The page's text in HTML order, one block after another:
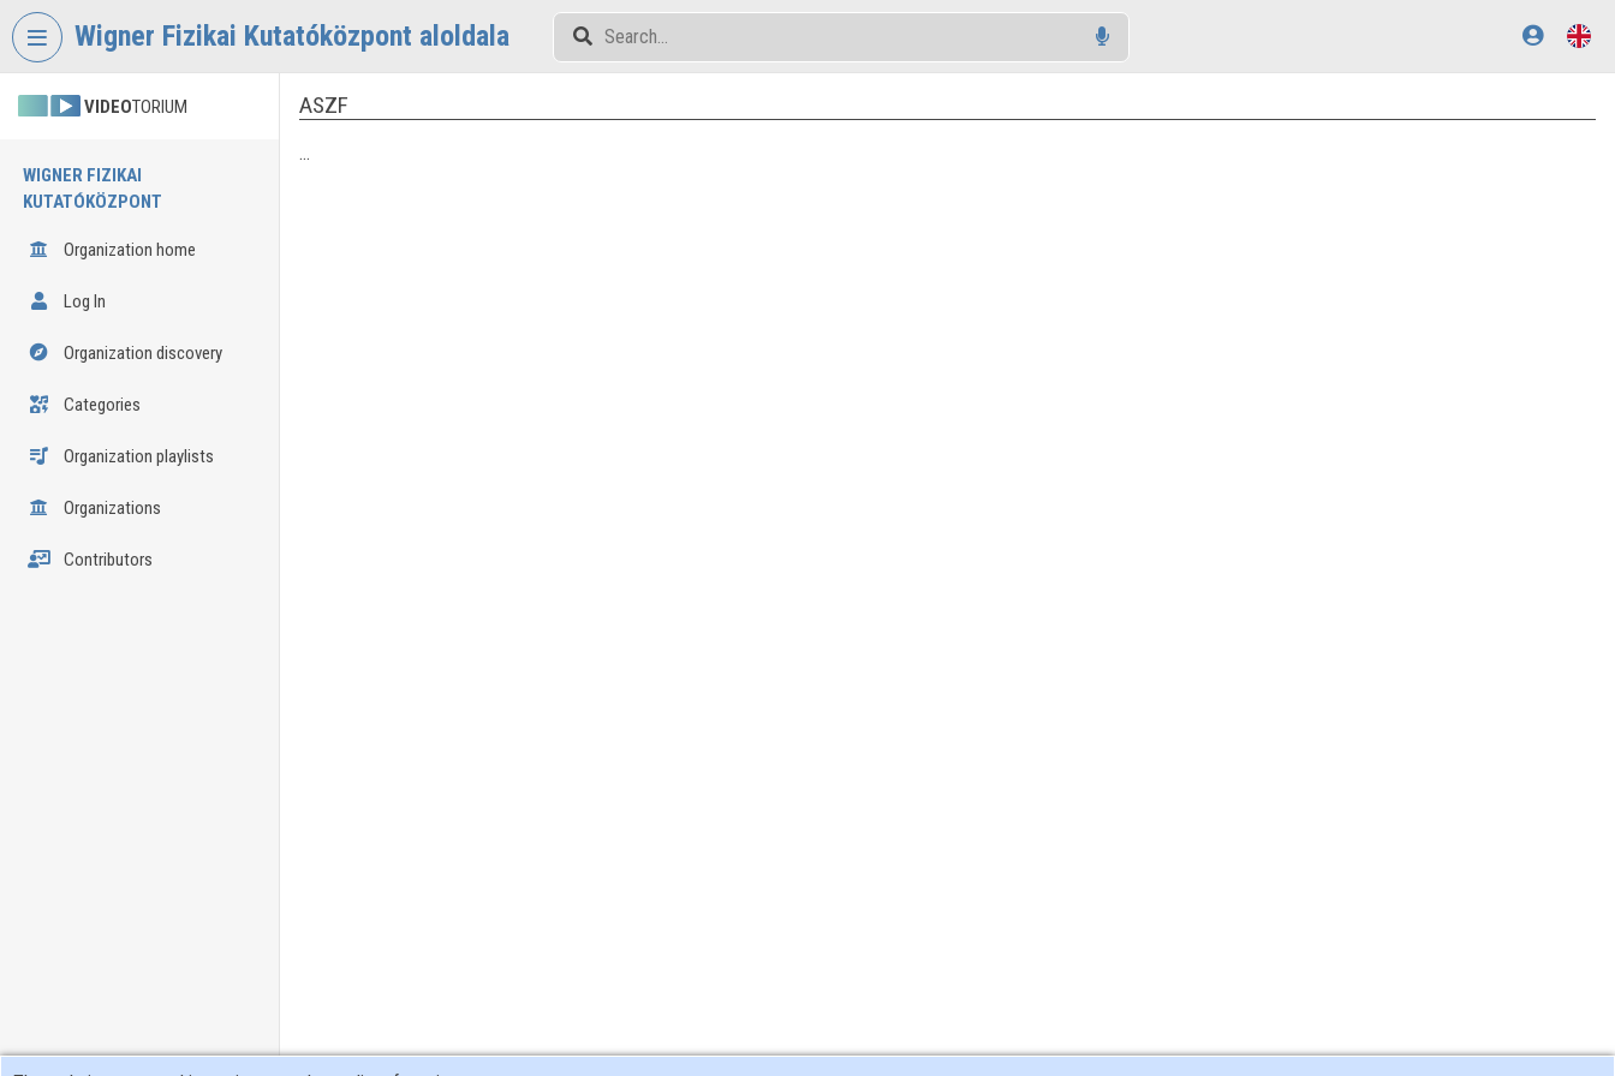
Skip header
Wigner Fizikai Kutatóközpont aloldala
VIDEOTORIUM
WIGNER FIZIKAI
KUTATÓKÖZPONT
Organization home
Log In
Organization discovery
Categories
Organization playlists
Organizations
Contributors
ASZF
...